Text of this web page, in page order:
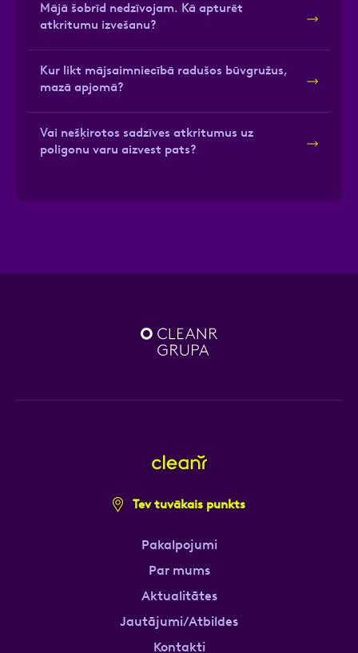
Mājā šobrīd nedzīvojam. Kā apturēt
atkritumu izvešanu?
Kur likt mājsaimniecībā radušos būvgružus,
mazā apjomā?
Vai nešķirotos sadzīves atkritumus uz
poligonu varu aizvest pats?
Tev tuvākais punkts
Pakalpojumi
Par mums
Aktualitātes
Jautājumi/Atbildes
Kontakti